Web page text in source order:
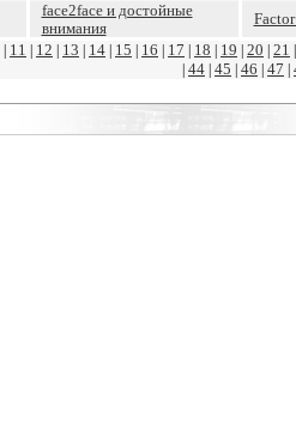
face2face и достойные
внимания
11 12 13 14 15 16 17 18 19 20 21
44 45 46 47